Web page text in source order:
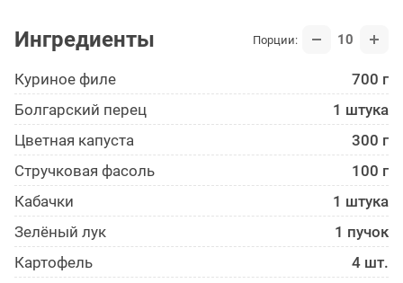
Ингредиенты Порции: 10
Куриное филе
700 г
Болгарский перец
1 штука
Цветная капуста
300 г
Стручковая фасоль
100 г
Кабачки
1 штука
Зелёный лук
1 пучок
Картофель
4 шт.